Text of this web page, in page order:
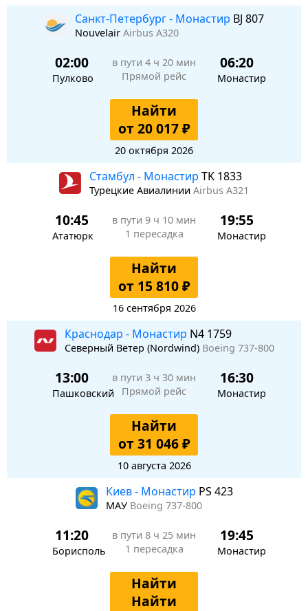
Санкт-Петербург - Монастир BJ 807
Nouvelair Airbus A320
02:00
Пулково
в пути 4 ч 20 мин
Прямой рейс
06:20
Монастир
Найти
от 20 017 ₽
20 октября 2026
Стамбул - Монастир TK 1833
Турецкие Авиалинии Airbus A321
10:45
Ататюрк
в пути 9 ч 10 мин
1 пересадка
19:55
Монастир
Найти
от 15 810 ₽
16 сентября 2026
Краснодар - Монастир N4 1759
Северный Ветер (Nordwind) Boeing 737-800
13:00
Пашковский
в пути 3 ч 30 мин
Прямой рейс
16:30
Монастир
Найти
от 31 046 ₽
10 августа 2026
Киев - Монастир PS 423
МАУ Boeing 737-800
11:20
Борисполь
в пути 8 ч 25 мин
1 пересадка
19:45
Монастир
Найти
Найти